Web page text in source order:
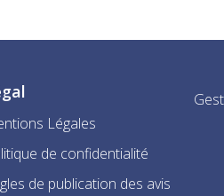
Légales
de confidentialité
de publication des avis